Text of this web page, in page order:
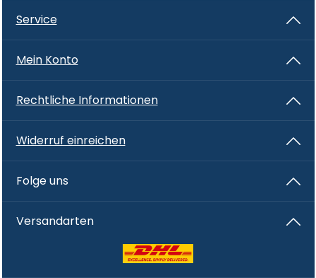
Service
Mein Konto
Rechtliche Informationen
Widerruf einreichen
Folge uns
Versandarten